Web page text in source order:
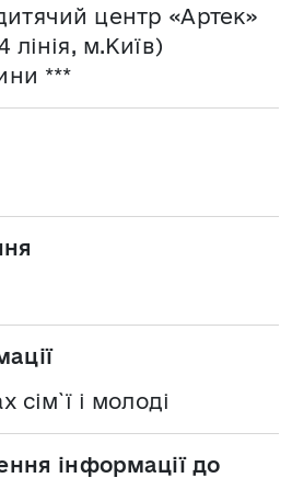
центр «Артек»
м.Київ)
***
сім`ї і молоді
інформації до